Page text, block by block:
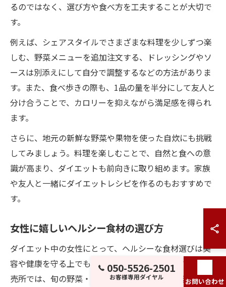
るのではなく、選び方や食べ方を工夫することが大切で
す。
例えば、シェアスタイルでさまざまな料理を少しずつ楽
しむ、野菜メニューを追加注文する、ドレッシングやソ
ースは別添えにして自分で調整するなどの方法がありま
す。また、食べ歩きの際も、1品の量を半分にして友人と
分け合うことで、カロリーを抑えながら満足感を得られ
ます。
さらに、地元の新鮮な野菜や果物を使った自炊にも挑戦
してみましょう。料理を楽しむことで、自然と食への意
識が高まり、ダイエットも前向きに取り組めます。家族
や友人と一緒にダイエットレシピを作るのもおすすめで
す。
女性に嬉しいヘルシー食材の選び方
ダイエット中の女性にとって、ヘルシーな食材選びは美
容や健康を守る上でも重要です。高津区のスーパーや直
売所では、旬の野菜・大豆製品・魚介類など、低カロリ
050-5526-2501
お客様専用ダイヤル お問い合わせ